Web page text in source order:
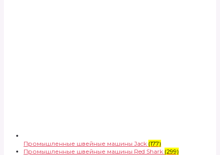
Промышленные швейные машины Jack (177)
Промышленные швейные машины Red Shark (299)